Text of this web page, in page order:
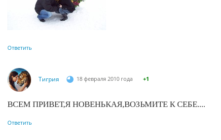
Ответить
Тигрия 18 февраля 2010 года +1
ВСЕМ ПРИВЕТ,Я НОВЕНЬКАЯ,ВОЗЬМИТЕ К СЕБЕ....
Ответить